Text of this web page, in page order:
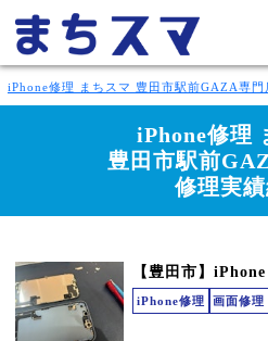
iPhone修理 まちスマ 豊田市駅前GAZA専門
iPhone修理
豊田市駅前
修理実
【豊田市】
iPhone修理 画面修理